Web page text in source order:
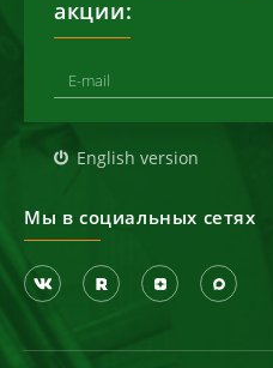
акции:
English version
Мы в социальных сетях